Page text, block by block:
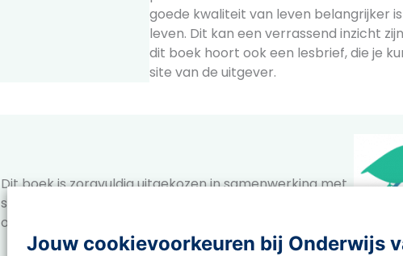
goede kwaliteit van leven belangrijker
leven. Dit kan een verrassend inzicht
dit boek hoort ook een lesbrief, die je
site van de uitgever.
Dit boek is zorgvuldig uitgekozen in samenwerking met
schoolbibliotheek-expert Leesvink. Meer informatie
op
Jouw cookievoorkeuren bij Onderwijs